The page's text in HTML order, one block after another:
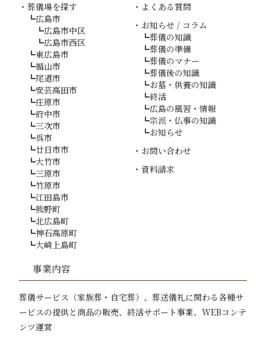
葬儀場を探す
広島市
広島市中区
広島市西区
東広島市
福山市
尾道市
安芸高田市
庄原市
府中市
三次市
呉市
廿日市市
大竹市
三原市
竹原市
江田島市
熊野町
北広島町
神石高原町
大崎上島町
よくある質問
お知らせ / コラム
葬儀の知識
葬儀の準備
葬儀のマナー
葬儀後の知識
お墓・供養の知識
終活
広島の風習・情報
宗派・仏事の知識
お知らせ
お問い合わせ
資料請求
事業内容
葬儀サービス（家族葬・自宅葬）、葬送儀礼に関わる各種サ
ービスの提供と商品の販売、終活サポート事業、WEBコンテ
ンツ運営